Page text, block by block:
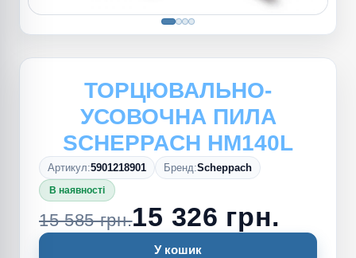
ТОРЦЮВАЛЬНО-
УСОВОЧНА ПИЛА
SCHEPPACH HM140L
Артикул:5901218901 Бренд:Scheppach
В наявності
15 585 грн.15 326 грн.
У кошик